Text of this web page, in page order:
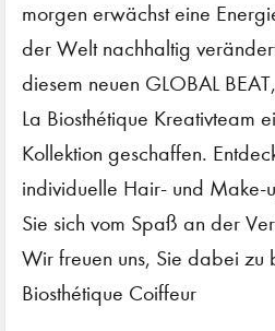
morgen erwächst eine
der Welt nachhaltig
diesem neuen GLOBAL
La Biosthétique Kreativteam
Kollektion geschaffen.
individuelle Hair- und Make-
Sie sich vom Spaß an der
Wir freuen uns, Sie dabei zu
Biosthétique Coiffeur